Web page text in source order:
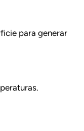
para generar